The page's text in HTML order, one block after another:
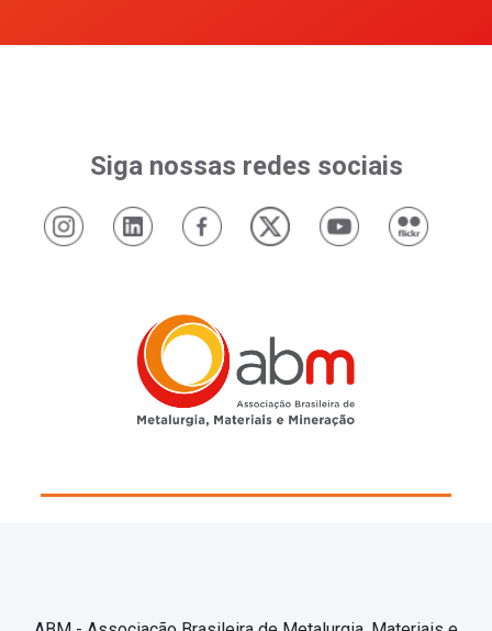
Siga nossas redes sociais